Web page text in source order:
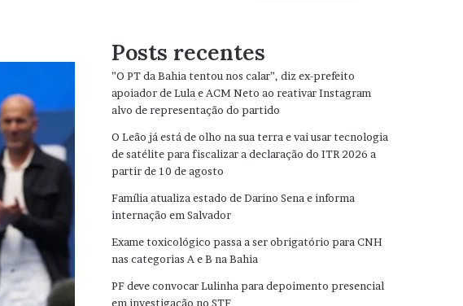
Posts recentes
”O PT da Bahia tentou nos calar”, diz ex-prefeito
apoiador de Lula e ACM Neto ao reativar Instagram
alvo de representação do partido
O Leão já está de olho na sua terra e vai usar tecnologia
de satélite para fiscalizar a declaração do ITR 2026 a
partir de 10 de agosto
Família atualiza estado de Darino Sena e informa
internação em Salvador
Exame toxicológico passa a ser obrigatório para CNH
nas categorias A e B na Bahia
PF deve convocar Lulinha para depoimento presencial
em investigação no STF